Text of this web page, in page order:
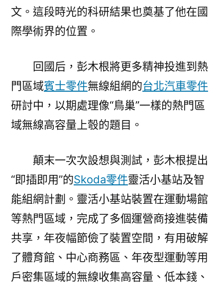
文。這段時光的科研結果也奠基了他在國
際學術界的位置。
回國后，彭木根將更多精神投進到熱
門區域賓士零件無線組網的台北汽車零件
研討中，以期處理像“鳥巢”一樣的熱門區
域無線高容量上彀的題目。
顛末一次次設想與測試，彭木根提出
“即插即用”的Skoda零件靈活小基站及智
能組網計劃。靈活小基站裝置在運動場館
等熱門區域，完成了多個運營商接進裝備
共享，年夜幅節儉了裝置空間，有用破解
了體育館、中心商務區、年夜型運動等用
戶密集區域的無線收集高容量、低本錢、